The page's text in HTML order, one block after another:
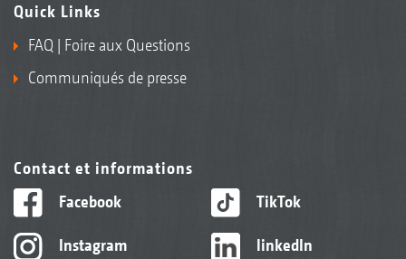
Quick Links
FAQ | Foire aux Questions
Communiqués de presse
Contact et informations
Facebook
Instagram
TikTok
linkedIn